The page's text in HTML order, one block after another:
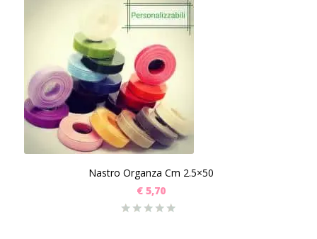
Nastro Organza Cm 2.5×50
€ 5,70